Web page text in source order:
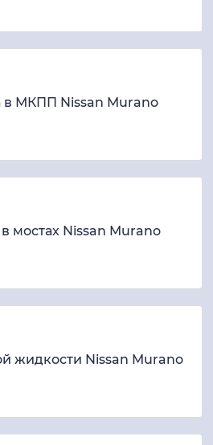
в МКПП Nissan Murano
мостах Nissan Murano
жидкости Nissan Murano